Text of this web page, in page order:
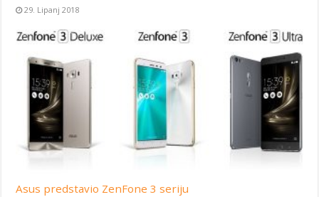
29. Lipanj 2018
Asus predstavio ZenFone 3 seriju